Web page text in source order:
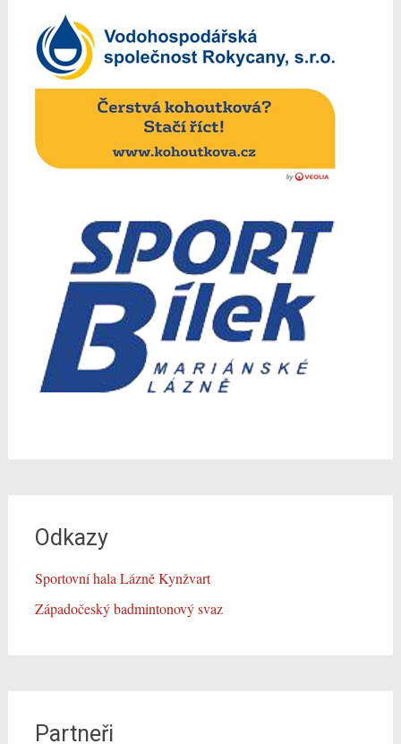
Odkazy
Sportovní hala Lázně Kynžvart
Západočeský badmintonový svaz
Partneři